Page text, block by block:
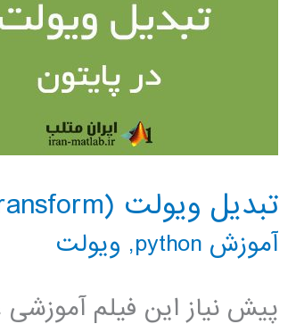
تبدیل ویولت (wavelet transform) در پایتون
آموزش python , ویولت
پیش نیاز این فیلم